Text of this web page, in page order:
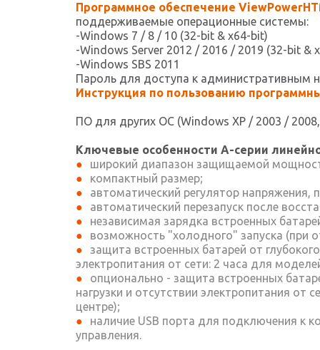
Программное обеспечение
поддерживаемые операционные системы:
-Windows 7 / 8 / 10 (32-bit & x64-bit)
-Windows Server 2012 / 2016 / 2019 (32-bit &
-Windows SBS 2011
Пароль для доступа к административным
Инструкция по пользованию
ПО для других ОС (Windows XP / 2003 /
Ключевые особенности А-серии
широкий диапазон защищаемой
компактный размер;
автоматический регулятор
автоматический перезапуск после
независимая зарядка встроенных
возможность "холодного" запуска (при
защита встроенных батарей от
электропитания от сети: 2 часа для
опционально - защита встроенных
нагрузки и отсутствии электропитания
центре);
наличие USB порта для подключения к
управления.